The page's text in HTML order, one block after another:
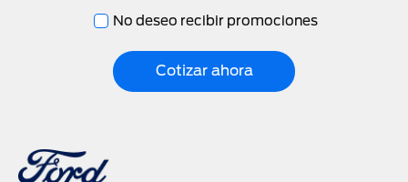
No deseo recibir promociones
Cotizar ahora